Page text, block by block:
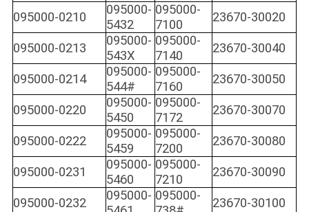
095000-0210
095000-
5432
095000-
7100
23670-30020
095000-0213
095000-
543X
095000-
7140
23670-30040
095000-0214
095000-
544#
095000-
7160
23670-30050
095000-0220
095000-
5450
095000-
7172
23670-30070
095000-0222
095000-
5459
095000-
7200
23670-30080
095000-0231
095000-
5460
095000-
7210
23670-30090
095000-0232
095000- 095000-
23670-30100